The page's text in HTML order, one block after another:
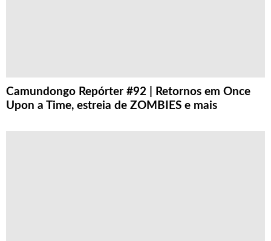
Camundongo Repórter #92 | Retornos em Once
Upon a Time, estreia de ZOMBIES e mais